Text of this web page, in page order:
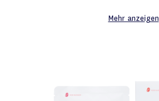
Mehr anzeigen